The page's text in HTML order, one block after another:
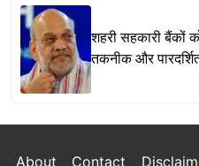
शहरी सहकारी बैंकों
तकनीक और
About Contact